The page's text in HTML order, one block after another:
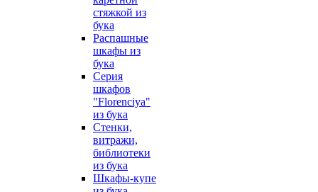
стяжкой из
бука
Распашные
шкафы из
бука
Серия
шкафов
"Florenciya"
из бука
Стенки,
витражи,
библиотеки
из бука
Шкафы-купе